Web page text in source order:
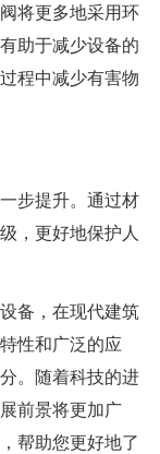
将更多地采用环
助于减少设备的
程中减少有害物
步提升。通过材
，更好地保护人
备，在现代建筑
性和广泛的应
。随着科技的进
前景将更加广
帮助您更好地了